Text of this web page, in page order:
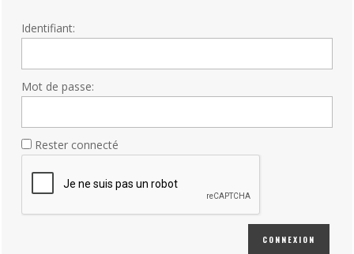
Identifiant:
Mot de passe:
Rester connecté
CONNEXION